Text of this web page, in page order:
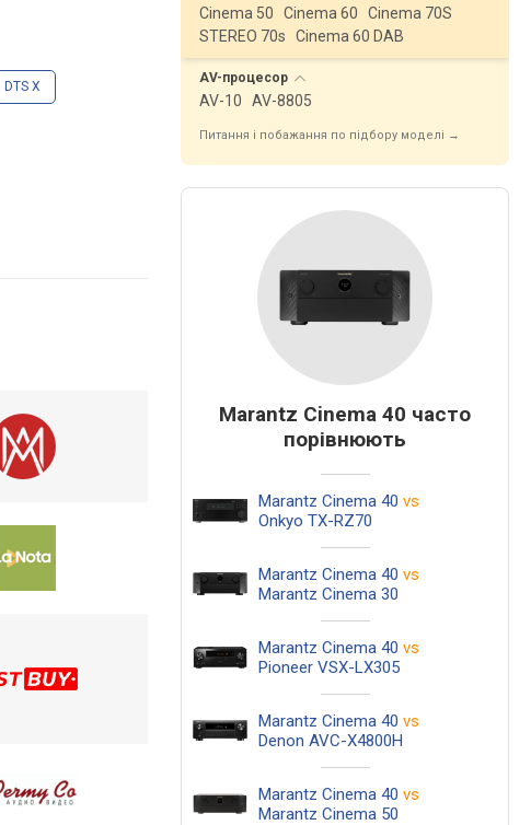
DTS X
Cinema 50
Cinema 60
Cinema 70S
STEREO 70s
Cinema 60 DAB
AV-процесор
AV-10 AV-8805
Питання і побажання по підбору моделі →
Marantz Cinema 40 часто
порівнюють
Marantz Cinema 40 vs
Onkyo TX-RZ70
Marantz Cinema 40 vs
Marantz Cinema 30
Marantz Cinema 40 vs
Pioneer VSX-LX305
Marantz Cinema 40 vs
Denon AVC-X4800H
Marantz Cinema 40 vs
Marantz Cinema 50